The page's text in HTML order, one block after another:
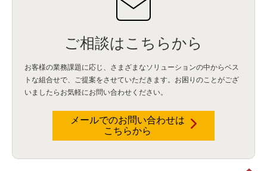
ご相談はこちらから
お客様の業務課題に応じ、さまざまなソリューションの中からベス
トな組合せで、
ご提案をさせていただきます。お困りのことがござ
いましたらお気軽にお問い合わせください。
メールでのお問い合わせは
こちらから